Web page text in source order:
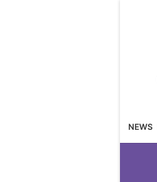
NEWS